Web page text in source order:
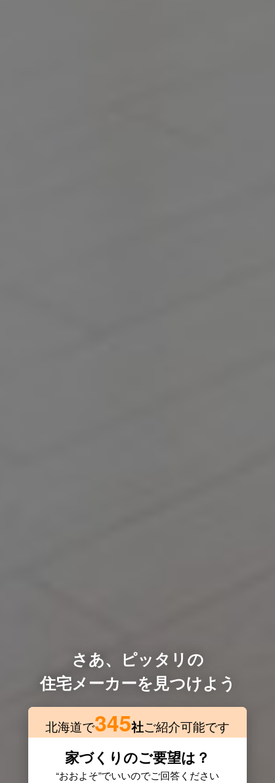
さあ、ピッタリの
住宅メーカーを見つけよう
北海道で345社ご紹介可能です
家づくりのご要望は？
“おおよそ”でいいのでご回答ください